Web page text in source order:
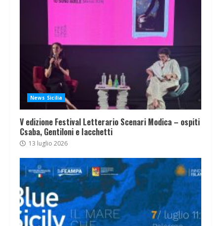
News Sicilia
V edizione Festival Letterario Scenari Modica – ospiti
Csaba, Gentiloni e Iacchetti
13 luglio 2026